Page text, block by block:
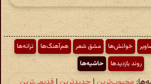
خوانش‌ها مشق شعر هم‌آهنگ‌ها
ترانه‌ها
روند بازدیدها
حاشیه‌ها